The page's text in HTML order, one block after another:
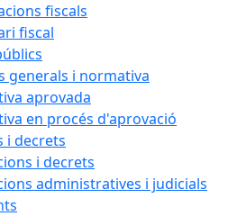
fiscals
fiscal
generals i normativa
aprovada
en procés d'aprovació
i decrets
i decrets
administratives i judicials